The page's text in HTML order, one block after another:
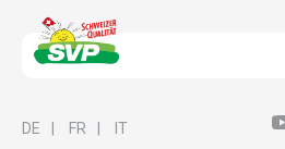
DE FR IT